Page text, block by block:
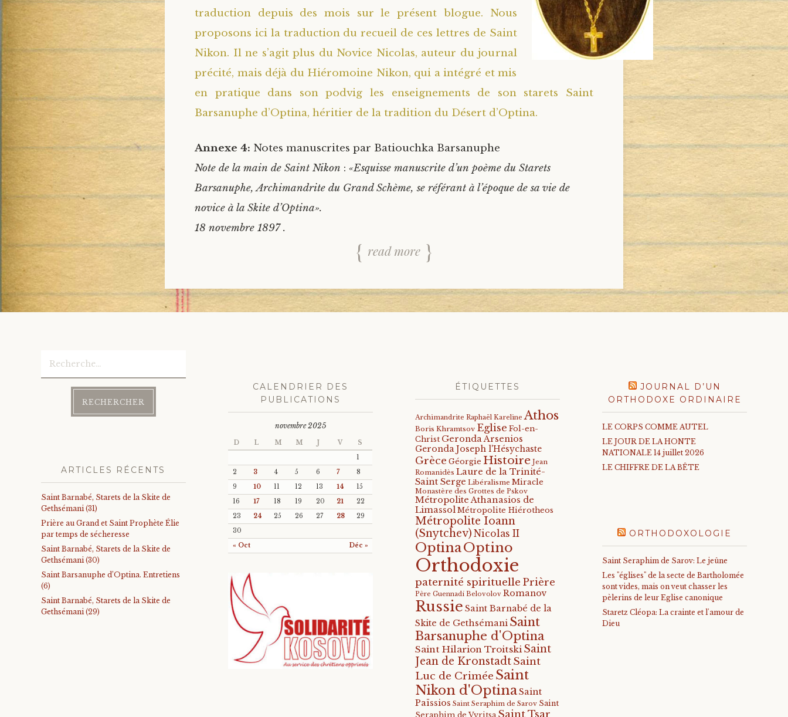
traduction depuis des mois sur le présent blogue. Nous
proposons ici la traduction du recueil de ces lettres de Saint
Nikon. Il ne s’agit plus du Novice Nicolas, auteur du journal
précité, mais déjà du Hiéromoine Nikon, qui a intégré et mis
en pratique dans son podvig les enseignements de son starets Saint
Barsanuphe d’Optina, héritier de la tradition du Désert d’Optina.
Annexe 4: Notes manuscrites par Batiouchka Barsanuphe
Note de la main de Saint Nikon : «Esquisse manuscrite d’un poème du Starets
Barsanuphe, Archimandrite du Grand Schème, se référant à l’époque de sa vie de
novice à la Skite d’Optina».
18 novembre 1897 .
read more
Rechercher :
ARTICLES RÉCENTS
Saint Barnabé, Starets de la Skite de
Gethsémani (31)
Prière au Grand et Saint Prophète Élie
par temps de sécheresse
Saint Barnabé, Starets de la Skite de
Gethsémani (30)
Saint Barsanuphe d’Optina. Entretiens
(6)
Saint Barnabé, Starets de la Skite de
Gethsémani (29)
CALENDRIER DES
PUBLICATIONS
novembre 2025
D L M M J V S
« Oct Déc »
1
2
3 4 5 6 7
8
9
10 11 12 13 14
15
16
17 18 19 20 21
22
23
24 25 26 27 28
29
30
ÉTIQUETTES
Archimandrite Raphaël Kareline Athos
Boris Khramtsov Eglise Fol-en-
Christ Geronda Arsenios
Geronda Joseph l'Hésychaste
Grèce Géorgie Histoire Jean
Romanidès Laure de la Trinité-
Saint Serge Libéralisme Miracle
Monastère des Grottes de Pskov
Métropolite Athanasios de
Limassol Métropolite Hiérotheos
Métropolite Ioann
(Snytchev) Nicolas II
OptinaOptino
Orthodoxie
paternité spirituelle Prière
Père Guennadi Belovolov Romanov
Russie Saint Barnabé de la
Skite de Gethsémani Saint
Barsanuphe d'Optina
Saint Hilarion TroitskiSaint
Jean de KronstadtSaint
Luc de Crimée Saint
Nikon d'OptinaSaint
Païssios Saint Seraphim de Sarov Saint
Seraphim de Vyritsa Saint Tsar
JOURNAL D’UN
ORTHODOXE ORDINAIRE
LE CORPS COMME AUTEL
LE JOUR DE LA HONTE
NATIONALE 14 juillet 2026
LE CHIFFRE DE LA BÊTE
ORTHODOXOLOGIE
Saint Seraphim de Sarov: Le jeûne
Les "églises" de la secte de Bartholomée
sont vides, mais on veut chasser les
pèlerins de leur Eglise canonique
Staretz Cléopa: La crainte et l'amour de
Dieu